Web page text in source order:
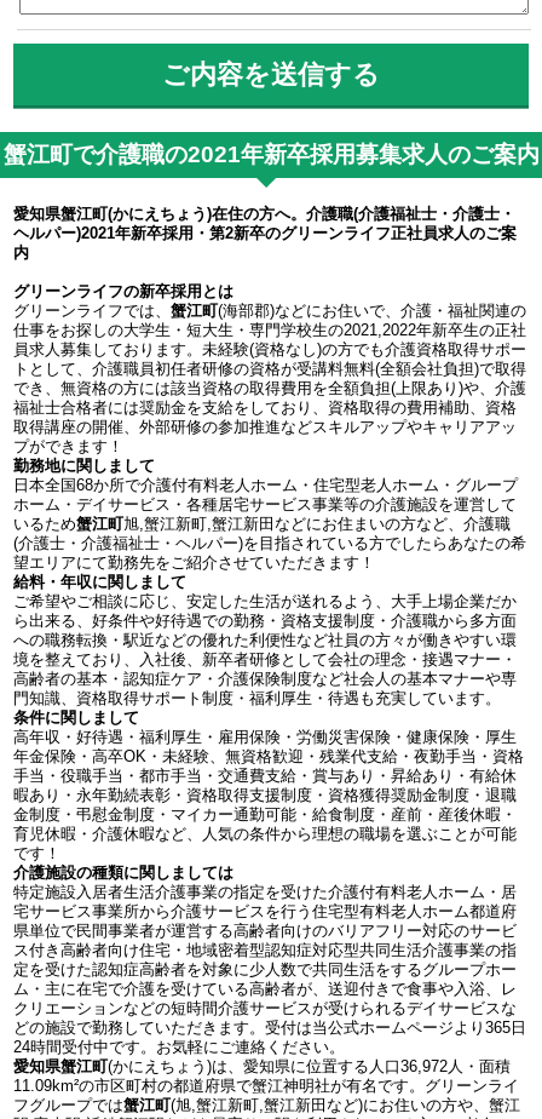
蟹江町で介護職の2021年新卒採用募集求人のご案内
愛知県蟹江町(かにえちょう)在住の方へ。介護職(介護福祉士・介護士・
ヘルパー)2021年新卒採用・第2新卒のグリーンライフ正社員求人のご案
内
グリーンライフの新卒採用とは
グリーンライフでは、蟹江町(海部郡)などにお住いで、介護・福祉関連の
仕事をお探しの大学生・短大生・専門学校生の2021,2022年新卒生の正社
員求人募集しております。未経験(資格なし)の方でも介護資格取得サポー
トとして、介護職員初任者研修の資格が受講料無料(全額会社負担)で取得
でき、無資格の方には該当資格の取得費用を全額負担(上限あり)や、介護
福祉士合格者には奨励金を支給をしており、資格取得の費用補助、資格
取得講座の開催、外部研修の参加推進などスキルアップやキャリアアッ
プができます！
勤務地に関しまして
日本全国68か所で介護付有料老人ホーム・住宅型老人ホーム・グループ
ホーム・デイサービス・各種居宅サービス事業等の介護施設を運営して
いるため蟹江町旭,蟹江新町,蟹江新田などにお住まいの方など、介護職
(介護士・介護福祉士・ヘルパー)を目指されている方でしたらあなたの希
望エリアにて勤務先をご紹介させていただきます！
給料・年収に関しまして
ご希望やご相談に応じ、安定した生活が送れるよう、大手上場企業だか
ら出来る、好条件や好待遇での勤務・資格支援制度・介護職から多方面
への職務転換・駅近などの優れた利便性など社員の方々が働きやすい環
境を整えており、入社後、新卒者研修として会社の理念・接遇マナー・
高齢者の基本・認知症ケア・介護保険制度など社会人の基本マナーや専
門知識、資格取得サポート制度・福利厚生・待遇も充実しています。
条件に関しまして
高年収・好待遇・福利厚生・雇用保険・労働災害保険・健康保険・厚生
年金保険・高卒OK・未経験、無資格歓迎・残業代支給・夜勤手当・資格
手当・役職手当・都市手当・交通費支給・賞与あり・昇給あり・有給休
暇あり・永年勤続表彰・資格取得支援制度・資格獲得奨励金制度・退職
金制度・弔慰金制度・マイカー通勤可能・給食制度・産前・産後休暇・
育児休暇・介護休暇など、人気の条件から理想の職場を選ぶことが可能
です！
介護施設の種類に関しましては
特定施設入居者生活介護事業の指定を受けた介護付有料老人ホーム・居
宅サービス事業所から介護サービスを行う住宅型有料老人ホーム都道府
県単位で民間事業者が運営する高齢者向けのバリアフリー対応のサービ
ス付き高齢者向け住宅・地域密着型認知症対応型共同生活介護事業の指
定を受けた認知症高齢者を対象に少人数で共同生活をするグループホー
ム・主に在宅で介護を受けている高齢者が、送迎付きで食事や入浴、レ
クリエーションなどの短時間介護サービスが受けられるデイサービスな
どの施設で勤務していただきます。受付は当公式ホームページより365日
24時間受付中です。お気軽にご連絡ください。
愛知県蟹江町(かにえちょう)は、愛知県に位置する人口36,972人・面積
11.09km²の市区町村の都道府県で蟹江神明社が有名です。グリーンライ
フグループでは蟹江町(旭,蟹江新町,蟹江新田など)にお住いの方や、蟹江